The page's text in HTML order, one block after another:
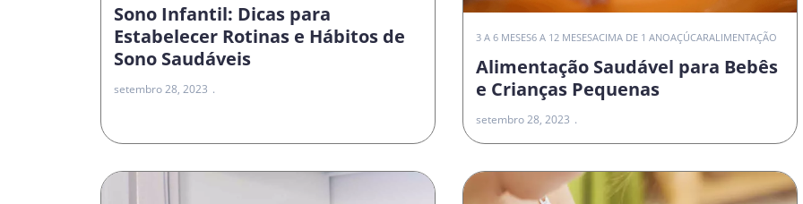
Sono Infantil: Dicas para
Estabelecer Rotinas e Hábitos de
Sono Saudáveis
setembro 28, 2023
3 A 6 MESES6 A 12 MESESACIMA DE 1 ANOAÇÚCARALIMENTAÇÃO
Alimentação Saudável para Bebês
e Crianças Pequenas
setembro 28, 2023